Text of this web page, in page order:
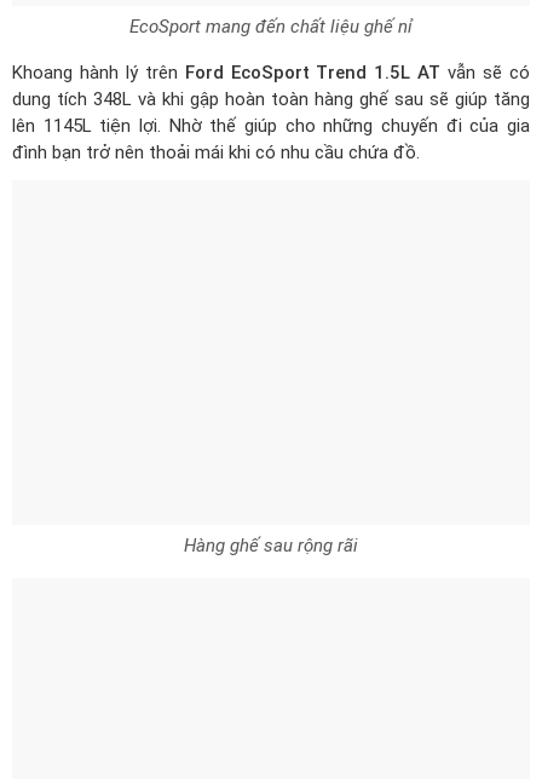
EcoSport mang đến chất liệu ghế nỉ
Khoang hành lý trên Ford EcoSport Trend 1.5L AT vẫn sẽ có
dung tích 348L và khi gập hoàn toàn hàng ghế sau sẽ giúp tăng
lên 1145L tiện lợi. Nhờ thế giúp cho những chuyến đi của gia
đình bạn trở nên thoải mái khi có nhu cầu chứa đồ.
Hàng ghế sau rộng rãi